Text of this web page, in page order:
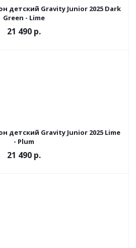
детский Gravity Junior 2025 Dark
Green - Lime
21 490 р.
детский Gravity Junior 2025 Lime
- Plum
21 490 р.